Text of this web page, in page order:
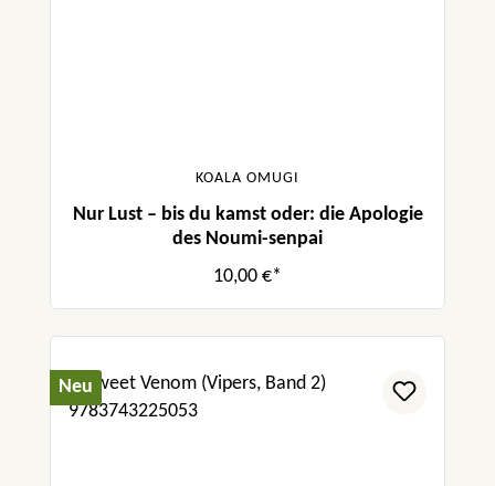
KOALA OMUGI
Nur Lust – bis du kamst oder: die Apologie
des Noumi-senpai
10,00 €*
Neu